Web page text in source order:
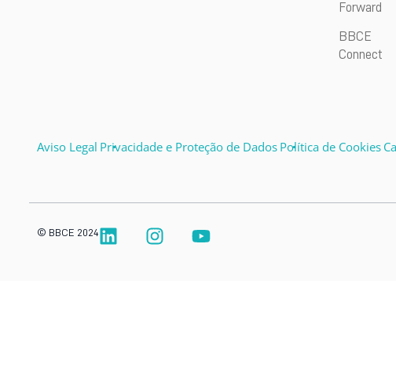
Forward
BBCE
Connect
Aviso Legal Privacidade e Proteção de Dados Política de Cookies
© BBCE 2024